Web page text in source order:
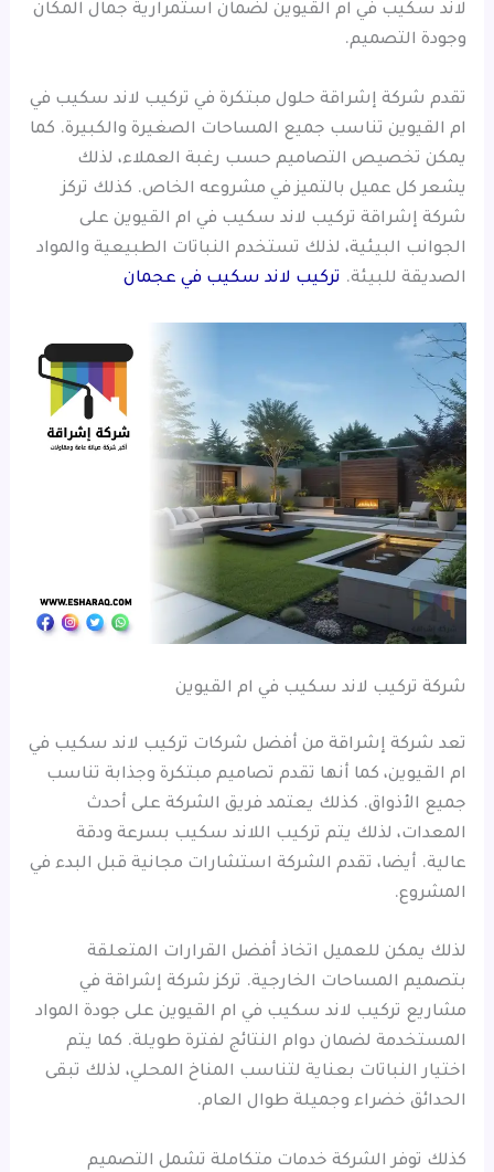
لاند سكيب في ام القيوين لضمان استمرارية جمال المكان
وجودة التصميم.
تقدم شركة إشراقة حلول مبتكرة في تركيب لاند سكيب في
ام القيوين تناسب جميع المساحات الصغيرة والكبيرة. كما
يمكن تخصيص التصاميم حسب رغبة العملاء، لذلك
يشعر كل عميل بالتميز في مشروعه الخاص. كذلك تركز
شركة إشراقة تركيب لاند سكيب في ام القيوين على
الجوانب البيئية، لذلك تستخدم النباتات الطبيعية والمواد
الصديقة للبيئة. تركيب لاند سكيب في عجمان
شركة تركيب لاند سكيب في ام القيوين
تعد شركة إشراقة من أفضل شركات تركيب لاند سكيب في
ام القيوين، كما أنها تقدم تصاميم مبتكرة وجذابة تناسب
جميع الأذواق. كذلك يعتمد فريق الشركة على أحدث
المعدات، لذلك يتم تركيب اللاند سكيب بسرعة ودقة
عالية. أيضا، تقدم الشركة استشارات مجانية قبل البدء في
المشروع.
لذلك يمكن للعميل اتخاذ أفضل القرارات المتعلقة
بتصميم المساحات الخارجية. تركز شركة إشراقة في
مشاريع تركيب لاند سكيب في ام القيوين على جودة المواد
المستخدمة لضمان دوام النتائج لفترة طويلة. كما يتم
اختيار النباتات بعناية لتناسب المناخ المحلي، لذلك تبقى
الحدائق خضراء وجميلة طوال العام.
كذلك توفر الشركة خدمات متكاملة تشمل التصميم